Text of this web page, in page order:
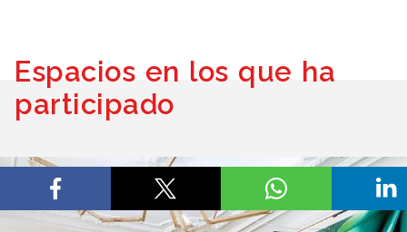
Espacios en los que ha
participado